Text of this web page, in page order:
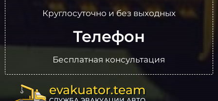
Круглосуточно и без выходных
Телефон
Бесплатная консультация
evakuator.team